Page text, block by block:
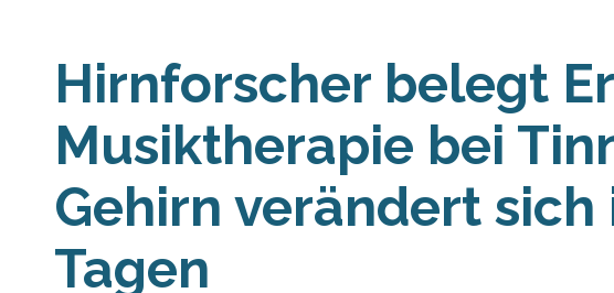
Hirnforscher belegt
Musiktherapie bei
Gehirn verändert
Tagen